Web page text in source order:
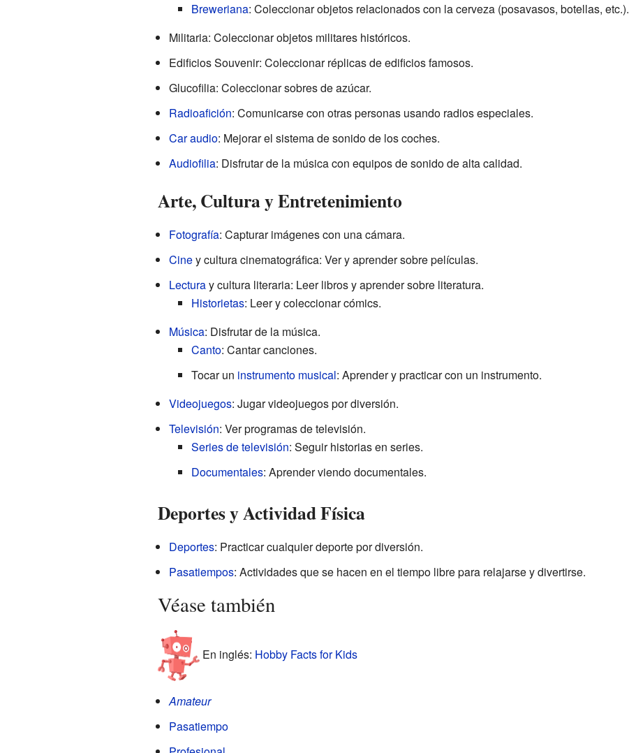
Breweriana: Coleccionar objetos relacionados con la cerveza (posavasos, botellas, etc.).
Militaria: Coleccionar objetos militares históricos.
Edificios Souvenir: Coleccionar réplicas de edificios famosos.
Glucofilia: Coleccionar sobres de azúcar.
Radioafición: Comunicarse con otras personas usando radios especiales.
Car audio: Mejorar el sistema de sonido de los coches.
Audiofilia: Disfrutar de la música con equipos de sonido de alta calidad.
Arte, Cultura y Entretenimiento
Fotografía: Capturar imágenes con una cámara.
Ciney cultura cinematográfica: Ver y aprender sobre películas.
Lecturay cultura literaria: Leer libros y aprender sobre literatura.
Historietas: Leer y coleccionar cómics.
Música: Disfrutar de la música.
Canto: Cantar canciones.
Tocar un instrumento musical: Aprender y practicar con un instrumento.
Videojuegos: Jugar videojuegos por diversión.
Televisión: Ver programas de televisión.
Series de televisión: Seguir historias en series.
Documentales: Aprender viendo documentales.
Deportes y Actividad Física
Deportes: Practicar cualquier deporte por diversión.
Pasatiempos: Actividades que se hacen en el tiempo libre para relajarse y divertirse.
Véase también
En inglés: Hobby Facts for Kids
Amateur
Pasatiempo